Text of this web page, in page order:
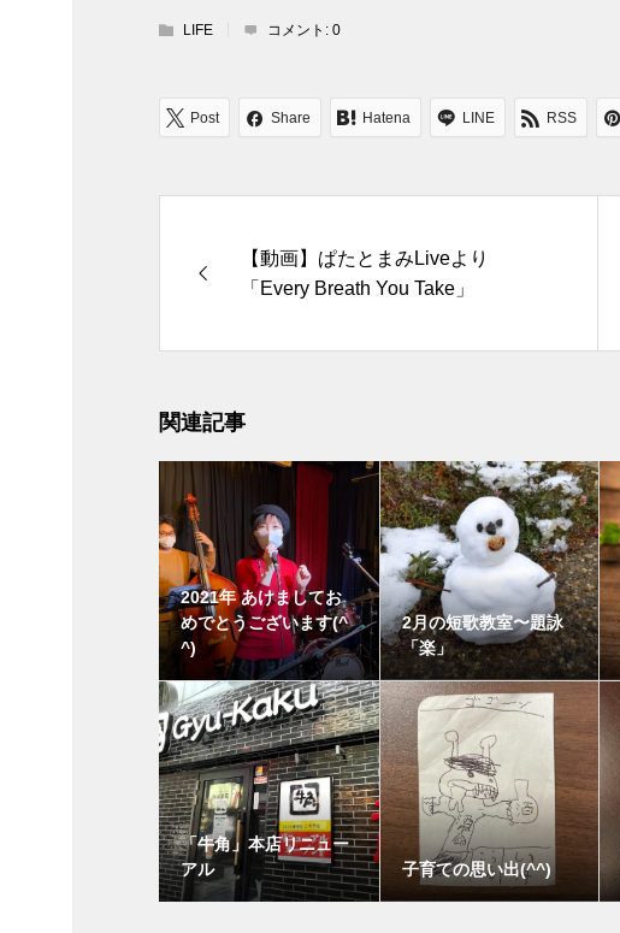
LIFE コメント: 0
Post Share Hatena LINE RSS
【動画】ぱたとまみLiveより
「Every Breath You Take」
関連記事
2021年 あけましてお
めでとうございます(^
^)
2月の短歌教室〜題詠
「楽」
「牛角」本店リニュー
アル
子育ての思い出(^^)